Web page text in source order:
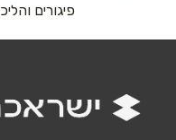
אנא חזרו אלי בקשר
פיגורים